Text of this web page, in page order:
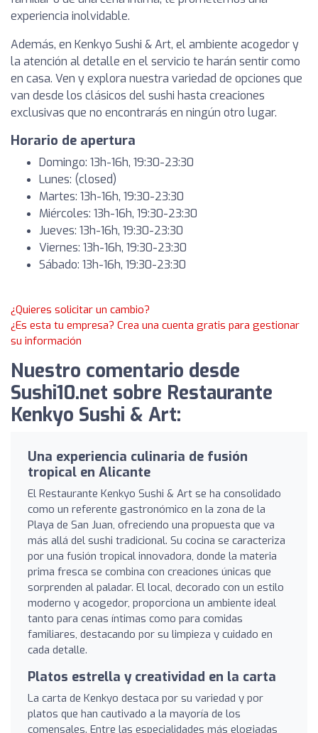
experiencia inolvidable.
Además, en Kenkyo Sushi & Art, el ambiente acogedor y
la atención al detalle en el servicio te harán sentir como
en casa. Ven y explora nuestra variedad de opciones que
van desde los clásicos del sushi hasta creaciones
exclusivas que no encontrarás en ningún otro lugar.
Horario de apertura
Domingo: 13h-16h, 19:30-23:30
Lunes: (closed)
Martes: 13h-16h, 19:30-23:30
Miércoles: 13h-16h, 19:30-23:30
Jueves: 13h-16h, 19:30-23:30
Viernes: 13h-16h, 19:30-23:30
Sábado: 13h-16h, 19:30-23:30
¿Quieres solicitar un cambio?
¿Es esta tu empresa? Crea una cuenta gratis para gestionar
su información
Nuestro comentario desde
Sushi10.net sobre Restaurante
Kenkyo Sushi & Art:
Una experiencia culinaria de fusión
tropical en Alicante
El Restaurante Kenkyo Sushi & Art se ha consolidado
como un referente gastronómico en la zona de la
Playa de San Juan, ofreciendo una propuesta que va
más allá del sushi tradicional. Su cocina se caracteriza
por una fusión tropical innovadora, donde la materia
prima fresca se combina con creaciones únicas que
sorprenden al paladar. El local, decorado con un estilo
moderno y acogedor, proporciona un ambiente ideal
tanto para cenas íntimas como para comidas
familiares, destacando por su limpieza y cuidado en
cada detalle.
Platos estrella y creatividad en la carta
La carta de Kenkyo destaca por su variedad y por
platos que han cautivado a la mayoría de los
comensales. Entre las especialidades más elogiadas